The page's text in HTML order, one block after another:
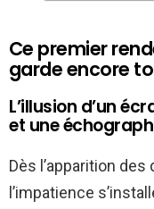
Ce premier
garde encore
L’illusion d’un
et une
Dès l’apparition
l’impatience